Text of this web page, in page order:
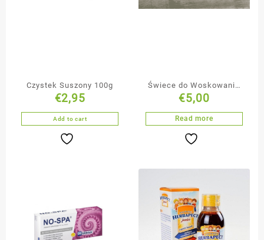
Czystek Suszony 100g
€2,95
Add to cart
Świece do Woskowania
Uszu
€5,00
Read more